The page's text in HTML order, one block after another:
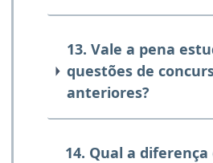
13. Vale a pena
questões de
anteriores?
14. Qual a